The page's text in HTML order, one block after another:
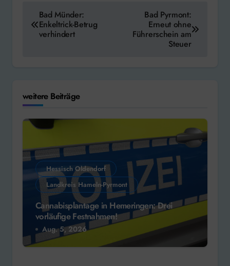
Beitragsnavigation
Bad Münder:
Enkeltrick-Betrug
verhindert
Bad Pyrmont:
Erneut ohne
Führerschein am
Steuer
weitere Beiträge
Hessisch Oldendorf
Landkreis Hameln-Pyrmont
Cannabisplantage in Hemeringen: Drei
vorläufige Festnahmen!
Aug. 5, 2026